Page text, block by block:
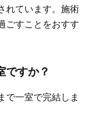
れています。施術
ごすことをおすす
すか？
で一室で完結しま